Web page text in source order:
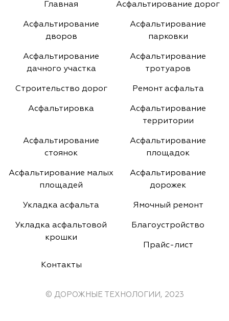
Главная Асфальтирование дорог
Асфальтирование
дворов
Асфальтирование
парковки
Асфальтирование
дачного участка
Асфальтирование
тротуаров
Строительство дорог Ремонт асфальта
Асфальтировка
Асфальтирование
территории
Асфальтирование
стоянок
Асфальтирование
площадок
Асфальтирование малых
площадей
Асфальтирование
дорожек
Укладка асфальта Ямочный ремонт
Укладка асфальтовой
крошки
Благоустройство
Прайс-лист
Контакты
© ДОРОЖНЫЕ ТЕХНОЛОГИИ, 2023